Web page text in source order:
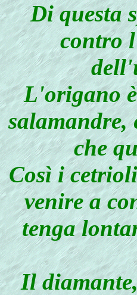
Di questa
contro
L'origano
salamandre,
che
Così i
venire a
tenga
Il